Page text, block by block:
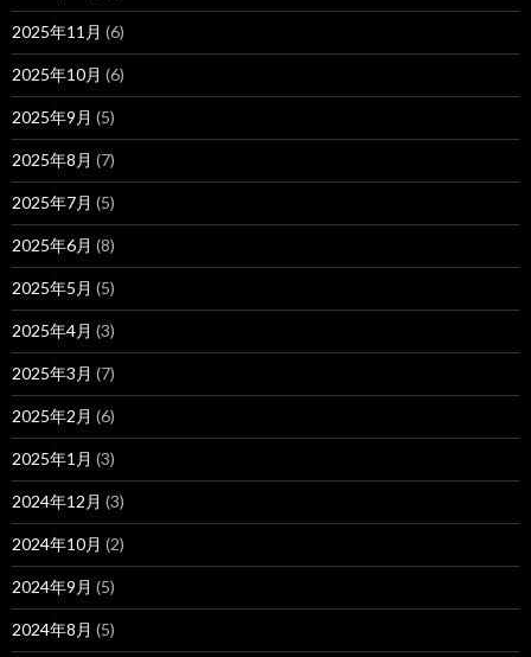
2025年11月 (6)
2025年10月 (6)
2025年9月 (5)
2025年8月 (7)
2025年7月 (5)
2025年6月 (8)
2025年5月 (5)
2025年4月 (3)
2025年3月 (7)
2025年2月 (6)
2025年1月 (3)
2024年12月 (3)
2024年10月 (2)
2024年9月 (5)
2024年8月 (5)